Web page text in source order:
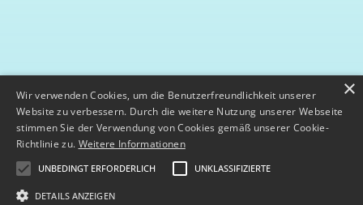
×
Wir verwenden Cookies, um die Benutzerfreundlichkeit unserer
Website zu verbessern. Durch die weitere Nutzung unserer Webseite
stimmen Sie der Verwendung von Cookies gemäß unserer Cookie-
Richtlinie zu. Weitere Informationen
UNBEDINGT ERFORDERLICH UNKLASSIFIZIERTE
DETAILS ANZEIGEN